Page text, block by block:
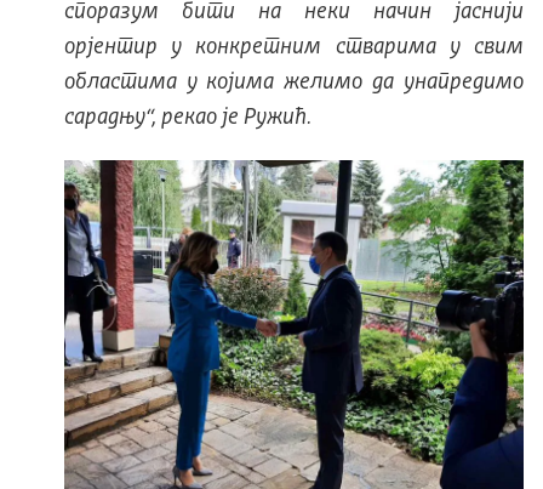
споразум бити на неки начин јаснији
орјентир у конкретним стварима у свим
областима у којима желимо да унапредимо
сарадњу“, рекао је Ружић.